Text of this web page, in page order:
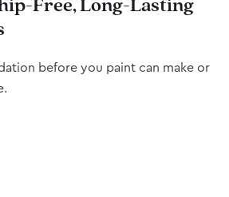
Free, Long-Lasting
before you paint can make or